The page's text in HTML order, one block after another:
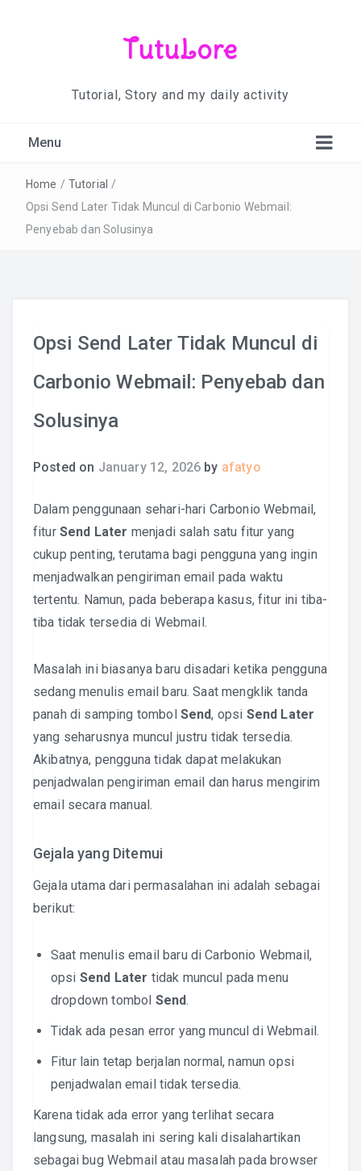
TutuLore
Tutorial, Story and my daily activity
Menu
Home / Tutorial /
Opsi Send Later Tidak Muncul di Carbonio Webmail:
Penyebab dan Solusinya
Opsi Send Later Tidak Muncul di
Carbonio Webmail: Penyebab dan
Solusinya
Posted on January 12, 2026 by afatyo
Dalam penggunaan sehari-hari Carbonio Webmail,
fitur Send Later menjadi salah satu fitur yang
cukup penting, terutama bagi pengguna yang ingin
menjadwalkan pengiriman email pada waktu
tertentu. Namun, pada beberapa kasus, fitur ini tiba-
tiba tidak tersedia di Webmail.
Masalah ini biasanya baru disadari ketika pengguna
sedang menulis email baru. Saat mengklik tanda
panah di samping tombol Send, opsi Send Later
yang seharusnya muncul justru tidak tersedia.
Akibatnya, pengguna tidak dapat melakukan
penjadwalan pengiriman email dan harus mengirim
email secara manual.
Gejala yang Ditemui
Gejala utama dari permasalahan ini adalah sebagai
berikut:
Saat menulis email baru di Carbonio Webmail,
opsi Send Later tidak muncul pada menu
dropdown tombol Send.
Tidak ada pesan error yang muncul di Webmail.
Fitur lain tetap berjalan normal, namun opsi
penjadwalan email tidak tersedia.
Karena tidak ada error yang terlihat secara
langsung, masalah ini sering kali disalahartikan
sebagai bug Webmail atau masalah pada browser